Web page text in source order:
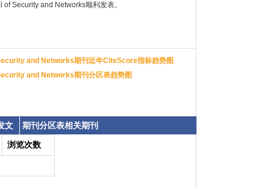
Security and Networks顺利发表。
and Networks期刊近年CiteScore指标趋势图
and Networks期刊分区表趋势图
文
期刊分区表相关期刊
浏览次数